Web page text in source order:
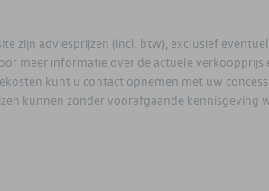
zijn adviesprijzen (incl. btw), exclusief
meer informatie over de actuele verkoopprijs
kunt u contact opnemen met uw
kunnen zonder voorafgaande kennisgeving